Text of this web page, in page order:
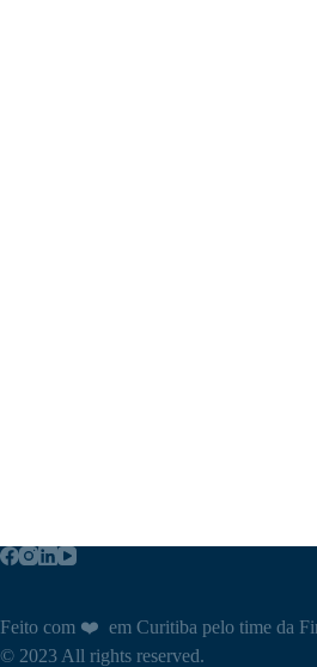
Feito com ❤️ em Curitiba pelo time da
© 2023 All rights reserved.